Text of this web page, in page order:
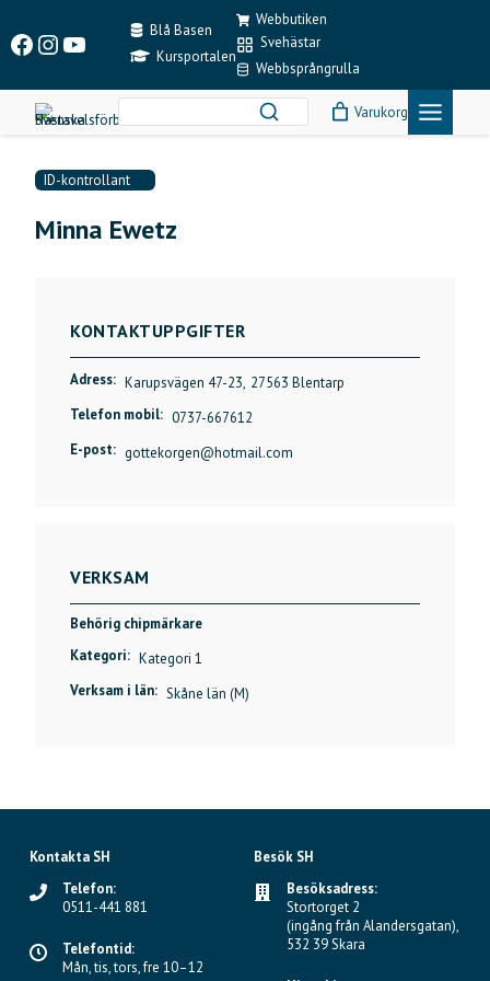
content
Facebook
Instagram
YouTubeBlå Basen
Kursportalen
Webbutiken
Svehästar
Webbsprångrulla
Varukorg
ID-kontrollant
Minna Ewetz
KONTAKTUPPGIFTER
Adress: Karupsvägen 47-23, 27563 Blentarp
Telefon mobil: 0737-667612
E-post: gottekorgen@hotmail.com
VERKSAM
Behörig chipmärkare
Kategori: Kategori 1
Verksam i län: Skåne län (M)
Kontakta SH
Telefon:
0511-441 881
Telefontid:
Mån, tis, tors, fre 10–12
Besök SH
Besöksadress:
Stortorget 2
(ingång från Alandersgatan),
532 39 Skara